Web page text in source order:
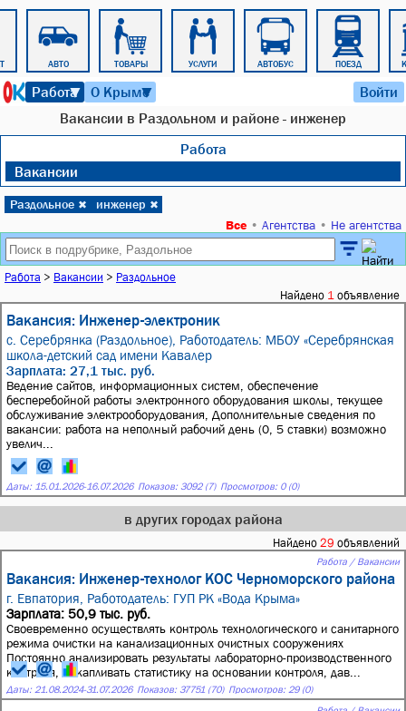
АВТО ТОВАРЫ УСЛУГИ АВТОБУС ПОЕЗД
Работа
▼ О Крыме
▼ Войти
Вакансии в Раздольном и районе - инженер
Работа
Вакансии
Раздольное ✖ инженер ✖
Все • Агентства • Не агентства
Работа > Вакансии > Раздольное
Найдено 1 объявление
Вакансия: Инженер-электроник
с. Серебрянка (Раздольное), Работодатель: МБОУ «Серебрянская
школа-детский сад имени Кавалер
Зарплата: 27,1 тыс. руб.
Ведение сайтов, информационных систем, обеспечение
бесперебойной работы электронного оборудования школы, текущее
обслуживание электрооборудования, Дополнительные сведения по
вакансии: работа на неполный рабочий день (0, 5 ставки) возможно
увелич...
Даты: 15.01.2026-16.07.2026 Показов: 3092 (7) Просмотров: 0 (0)
в других городах района
Найдено 29 объявлений
Работа / Вакансии
Вакансия: Инженер-технолог КОС Черноморского района
г. Евпатория, Работодатель: ГУП РК «Вода Крыма»
Зарплата: 50,9 тыс. руб.
Своевременно осуществлять контроль технологического и санитарного
режима очистки на канализационных очистных сооружениях
Постоянно анализировать результаты лабораторно-производственного
контроля, накапливать статистику на основании контроля, дав...
Даты: 21.08.2024-31.07.2026 Показов: 37751 (70) Просмотров: 29 (0)